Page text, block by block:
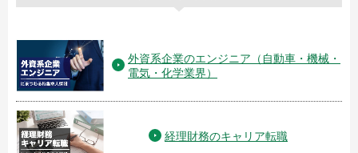
外資系企業のエンジニア（自動車・機械・
電気・化学業界）
経理財務のキャリア転職